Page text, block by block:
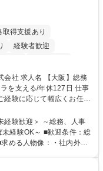
取得支援あり
経験者歓迎
社宅あり 食事補助あり
】総務
支える/年休127日 仕事
経験に応じて幅広くお任せ
には事務所勤務ですが、
日帰り・宿泊を伴う国内
いに助け合いながら、総
経験歓迎＞ ～総務、人事
経験OK～ ■歓迎条件：総